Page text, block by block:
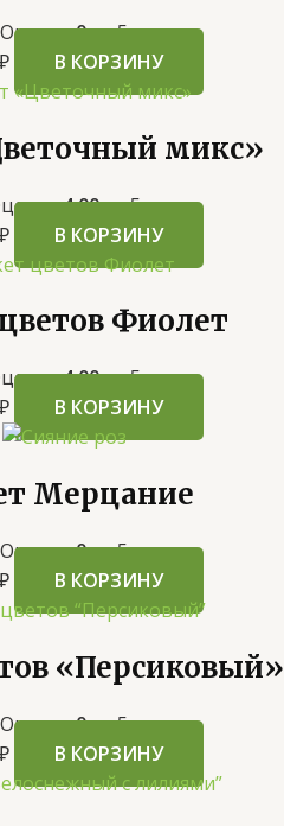
Оценка0из 5
₽ В КОРЗИНУ
микс»
4.00из 5
₽ В КОРЗИНУ
Фиолет
4.00из 5
₽ В КОРЗИНУ
Мерцание
Оценка0из 5
₽ В КОРЗИНУ
«Персиковый»
Оценка0из 5
₽ В КОРЗИНУ